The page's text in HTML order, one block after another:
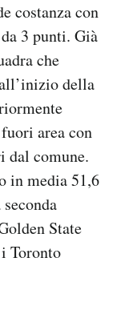
costanza con
3 punti. Già
che
della
area con
dal comune.
in media 51,6
State
Toronto